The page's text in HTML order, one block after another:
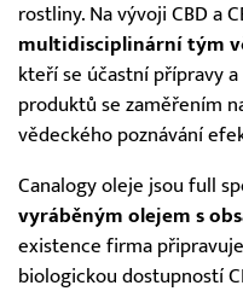
rostliny. Na vývoji CBD a
multidisciplinární tým
kteří se účastní přípravy
produktů se zaměřením
vědeckého poznávání
Canalogy oleje jsou full
vyráběným olejem s
existence firma
biologickou dostupností